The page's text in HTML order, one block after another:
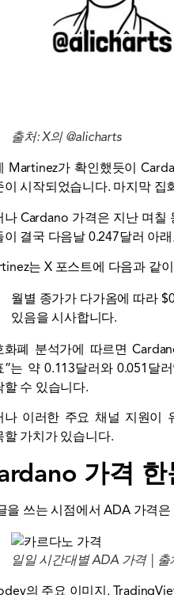
출처: X의 @alicharts
Martinez가 확인했듯이
이 시작되었습니다. 마지막 집
나 Cardano 가격은 지난 며
이 결국 다음날 0.247달러 아
는 X 포스트에 다음과 같
월별 종가가 다가옴에 따라
있음을 시사합니다.
화폐 분석가에 따르면
”는 약 0.113달러와 0.051달
할 수 있습니다.
나 이러한 주요 채널 지원이
할 가치가 있습니다.
가격 한
을 쓰는 시점에서 ADA 가격
일일 시간대별 ADA 가격 |
의 주요 이미지,